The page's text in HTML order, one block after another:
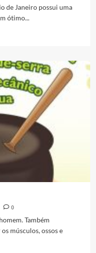
de Janeiro possui uma
ótimo...
0
Também
músculos, ossos e